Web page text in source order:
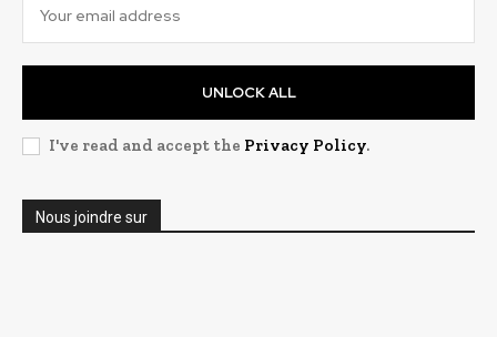
UNLOCK ALL
I've read and accept the Privacy Policy.
Nous joindre sur